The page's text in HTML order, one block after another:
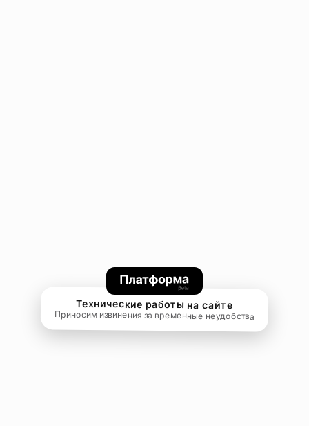
Технические работы на сайте
Приносим извинения за временные неудобства